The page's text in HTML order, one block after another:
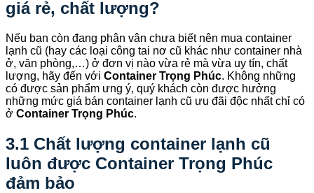
giá rẻ, chất lượng?
Nếu bạn còn đang phân vân chưa biết nên mua container
lạnh cũ (hay các loại công tai nơ cũ khác như container nhà
ở, văn phòng,…) ở đơn vị nào vừa rẻ mà vừa uy tín, chất
lượng, hãy đến với Container Trọng Phúc. Không những
có được sản phẩm ưng ý, quý khách còn được hưởng
những mức giá bán container lạnh cũ ưu đãi độc nhất chỉ có
ở Container Trọng Phúc.
3.1 Chất lượng container lạnh cũ
luôn được Container Trọng Phúc
đảm bảo